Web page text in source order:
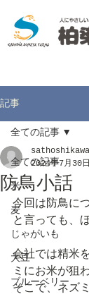
記事
全ての記事
米
麦
じゃがいも
大豆
ブルーベリー
全ての記事
防鳥小話
sathoshikawa
2024年7月30日
今回は防鳥に
と言っても、
会社では精米
ミにお米が狙
そこで、ネズ